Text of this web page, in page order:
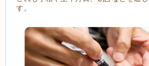
す。